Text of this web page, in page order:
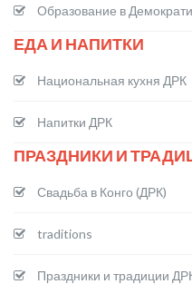
Образование в
ЕДА И НАПИТКИ
Национальная кухня ДРК
Напитки ДРК
ПРАЗДНИКИ И
Свадьба в Конго (ДРК)
traditions
Праздники и традиции